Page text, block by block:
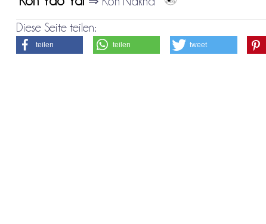
Diese Seite teilen:
teilen teilen tweet